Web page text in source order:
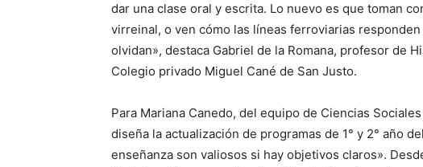
dar una clase oral y escrita. Lo nuevo es que toman
virreinal, o ven cómo las líneas ferroviarias
olvidan», destaca Gabriel de la Romana, profesor de
Colegio privado Miguel Cané de San Justo.
Para Mariana Canedo, del equipo de Ciencias
diseña la actualización de programas de 1° y 2° año
enseñanza son valiosos si hay objetivos claros».